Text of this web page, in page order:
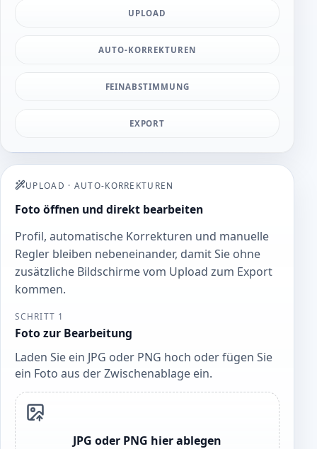
UPLOAD
AUTO-KORREKTUREN
FEINABSTIMMUNG
EXPORT
UPLOAD · AUTO-KORREKTUREN
Foto öffnen und direkt bearbeiten
Profil, automatische Korrekturen und manuelle
Regler bleiben nebeneinander, damit Sie ohne
zusätzliche Bildschirme vom Upload zum Export
kommen.
SCHRITT 1
Foto zur Bearbeitung
Laden Sie ein JPG oder PNG hoch oder fügen Sie
ein Foto aus der Zwischenablage ein.
JPG oder PNG hier ablegen